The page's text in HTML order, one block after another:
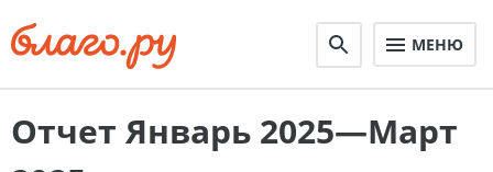
МЕНЮ
Отчет Январь 2025—Март